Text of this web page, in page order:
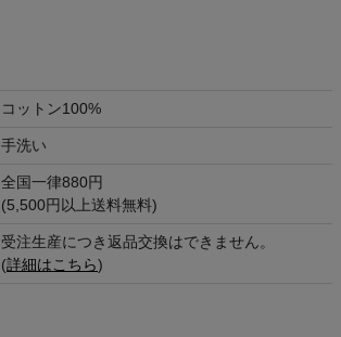
コットン100%
手洗い
全国一律880円
(5,500円以上送料無料)
受注生産につき返品交換はできません。
(詳細はこちら)